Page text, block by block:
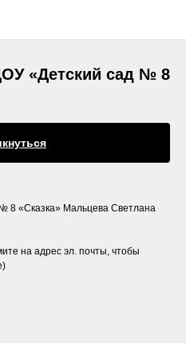
«Детский сад № 8
8 «Сказка» Мальцева Светлана
на адрес эл. почты, чтобы